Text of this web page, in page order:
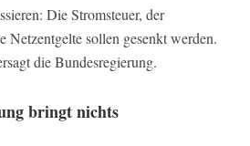
Die Stromsteuer, der
Netzentgelte sollen gesenkt werden.
die Bundesregierung.
bringt nichts